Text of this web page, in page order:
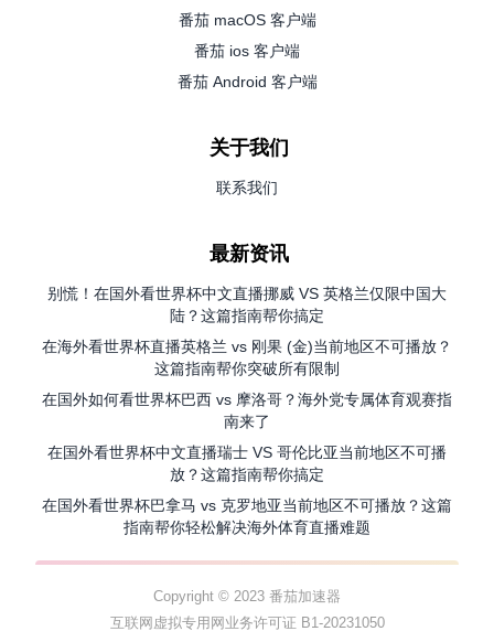
番茄 macOS 客户端
番茄 ios 客户端
番茄 Android 客户端
关于我们
联系我们
最新资讯
别慌！在国外看世界杯中文直播挪威 VS 英格兰仅限中国大
陆？这篇指南帮你搞定
在海外看世界杯直播英格兰 vs 刚果 (金)当前地区不可播放？
这篇指南帮你突破所有限制
在国外如何看世界杯巴西 vs 摩洛哥？海外党专属体育观赛指
南来了
在国外看世界杯中文直播瑞士 VS 哥伦比亚当前地区不可播
放？这篇指南帮你搞定
在国外看世界杯巴拿马 vs 克罗地亚当前地区不可播放？这篇
指南帮你轻松解决海外体育直播难题
Copyright © 2023 番茄加速器
互联网虚拟专用网业务许可证 B1-20231050